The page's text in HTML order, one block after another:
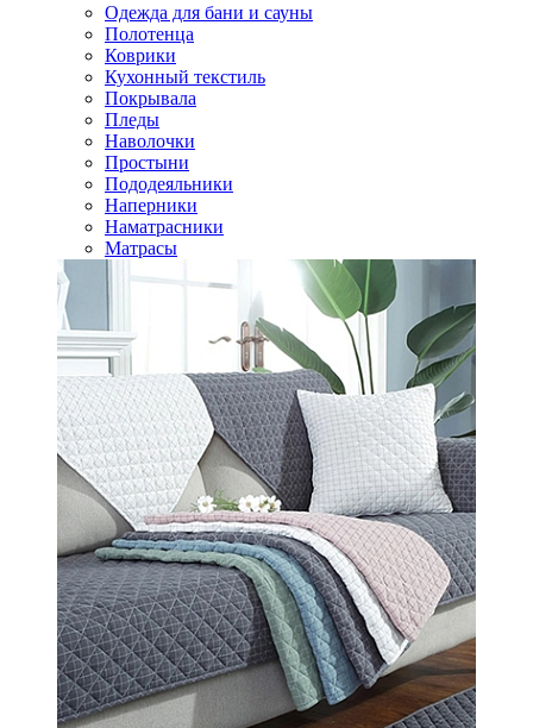
Одежда для бани и сауны
Полотенца
Коврики
Кухонный текстиль
Покрывала
Пледы
Наволочки
Простыни
Пододеяльники
Наперники
Наматрасники
Матрасы